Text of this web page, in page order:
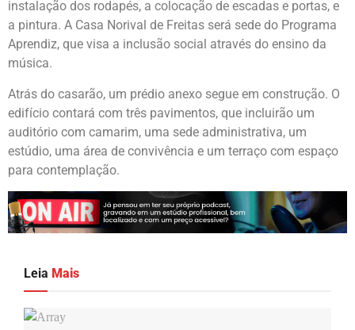
instalação dos rodapés, a colocação de escadas e portas, e
a pintura. A Casa Norival de Freitas será sede do Programa
Aprendiz, que visa a inclusão social através do ensino da
música.
Atrás do casarão, um prédio anexo segue em construção. O
edifício contará com três pavimentos, que incluirão um
auditório com camarim, uma sede administrativa, um
estúdio, uma área de convivência e um terraço com espaço
para contemplação.
Leia Mais